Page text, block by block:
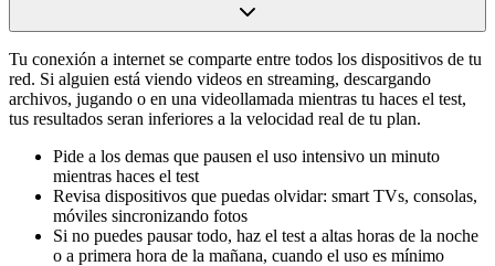
Tu conexión a internet se comparte entre todos los dispositivos de tu
red. Si alguien está viendo videos en streaming, descargando
archivos, jugando o en una videollamada mientras tu haces el test,
tus resultados seran inferiores a la velocidad real de tu plan.
Pide a los demas que pausen el uso intensivo un minuto
mientras haces el test
Revisa dispositivos que puedas olvidar: smart TVs, consolas,
móviles sincronizando fotos
Si no puedes pausar todo, haz el test a altas horas de la noche
o a primera hora de la mañana, cuando el uso es mínimo